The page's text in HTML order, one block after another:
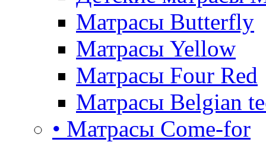
Матрасы Butterfly
Матрасы Yellow
Матрасы Four Red
Матрасы Belgian
• Матрасы Come-for